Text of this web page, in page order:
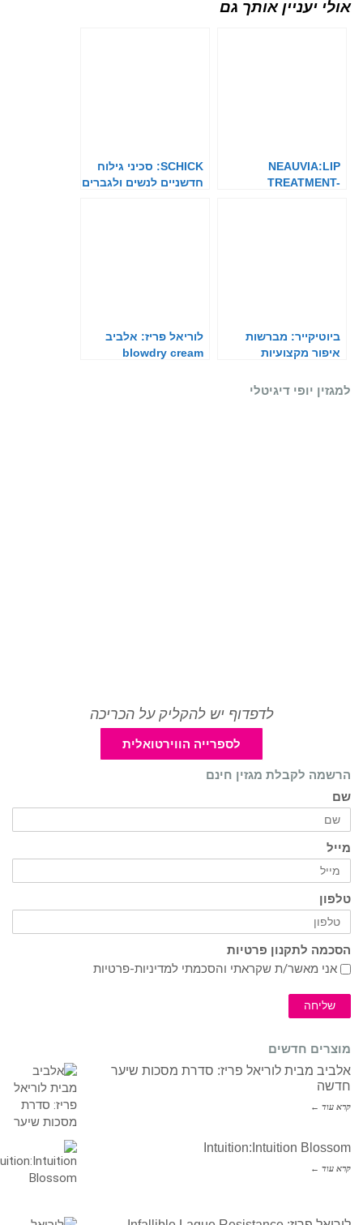
אולי יעניין אותך גם
NEAUVIA:LIP
TREATMENT-
SCHICK: סכיני גילוח
חדשניים לנשים ולגברים
ביוטיקייר: מברשות
איפור מקצועיות
לוריאל פריז: אלביב
blowdry cream
למגזין יופי דיגיטלי
לדפדוף יש להקליק על הכריכה
לספרייה הווירטואלית
הרשמה לקבלת מגזין חינם
שם
מייל
טלפון
הסכמה לתקנון פרטיות
אני מאשר/ת שקראתי והסכמתי למדיניות-פרטיות
שליחה
מוצרים חדשים
אלביב מבית לוריאל פריז: סדרת מסכות שיער
חדשה
קרא עוד ←
Intuition:Intuition Blossom
קרא עוד ←